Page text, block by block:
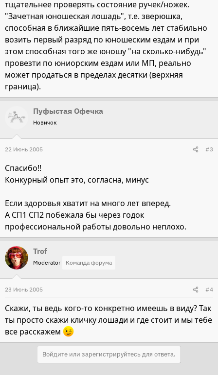
тщательнее проверять состояние ручек/ножек.
"Зачетная юношеская лошадь", т.е. зверюшка,
способная в ближайшие пять-восемь лет стабильно
возить первый разряд по юношеским ездам и при
этом способная того же юношу "на сколько-нибудь"
провезти по юниорским ездам или МП, реально
может продаться в пределах десятки (верхняя
граница).
Пуфыстая Офечка
Новичок
22 Июнь 2005 #3
Спасибо!!
Конкурный опыт это, согласна, минус
Если здоровья хватит на много лет вперед.
А СП1 СП2 побежала бы через годок
профессиональной работы довольно неплохо.
Trof
Moderator Команда форума
23 Июнь 2005 #4
Скажи, ты ведь кого-то конкретно имеешь в виду? Так
ты просто скажи кличку лошади и где стоит и мы тебе
все расскажем
Войдите или зарегистрируйтесь для ответа.